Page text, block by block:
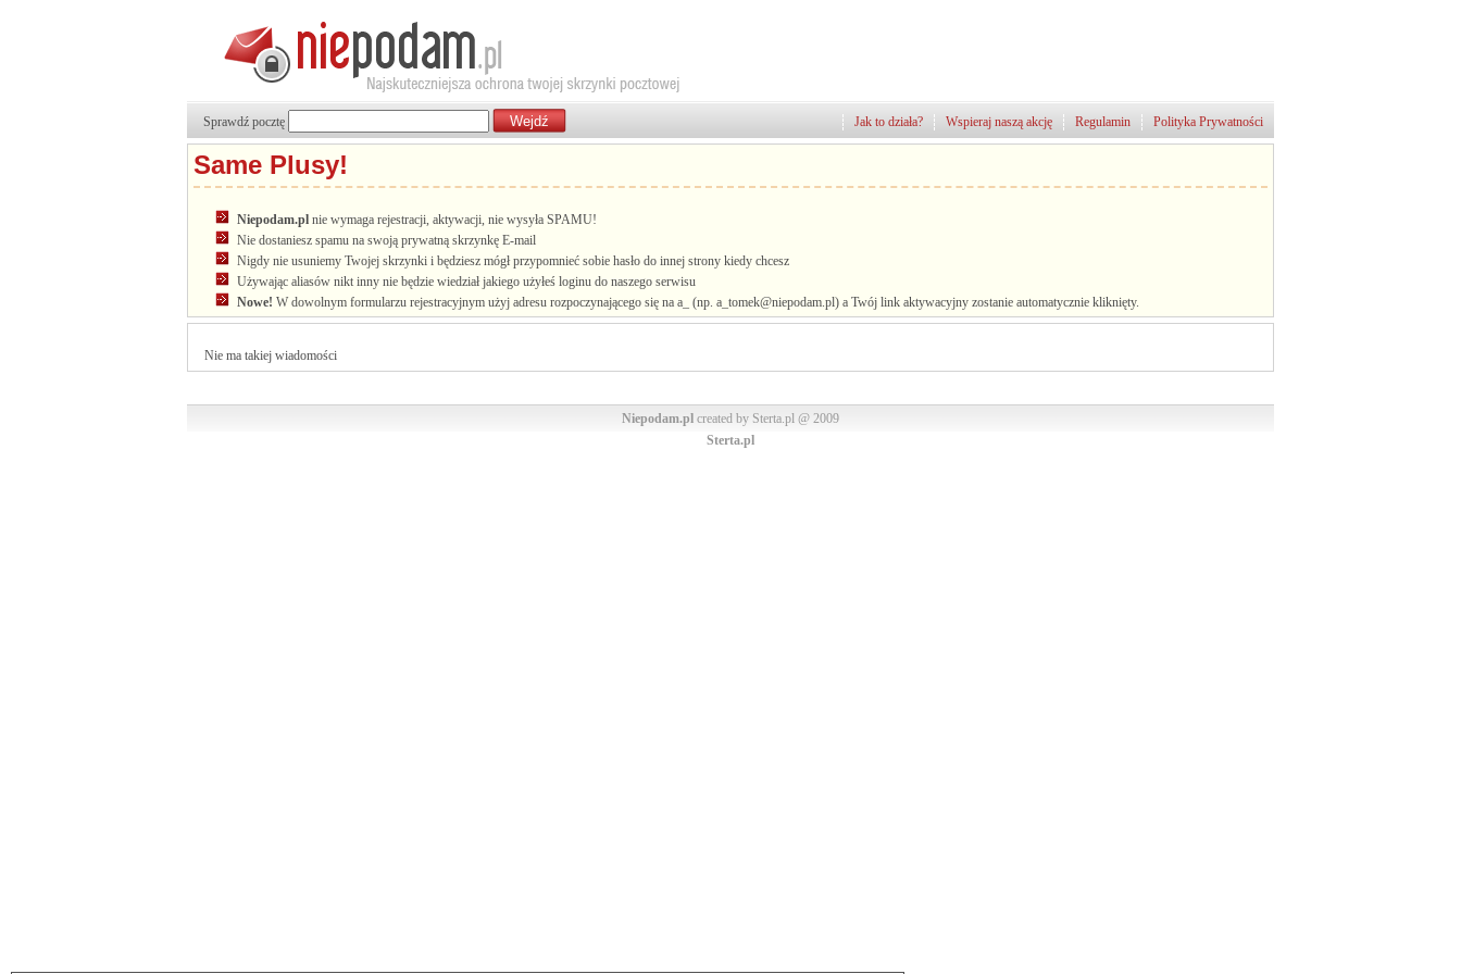
Polityka Prywatności
Regulamin
Wspieraj naszą akcję
Jak to działa?
Sprawdź pocztę
Same Plusy!
Niepodam.pl nie wymaga rejestracji, aktywacji, nie wysyła SPAMU!
Nie dostaniesz spamu na swoją prywatną skrzynkę E-mail
Nigdy nie usuniemy Twojej skrzynki i będziesz mógł przypomnieć sobie hasło do innej strony kiedy chcesz
Używając aliasów nikt inny nie będzie wiedział jakiego użyłeś loginu do naszego serwisu
Nowe! W dowolnym formularzu rejestracyjnym użyj adresu rozpoczynającego się na a_ (np. a_tomek@niepodam.pl) a Twój link aktywacyjny zostanie automatycznie kliknięty.
Nie ma takiej wiadomości
Niepodam.pl created by Sterta.pl @ 2009
Sterta.pl